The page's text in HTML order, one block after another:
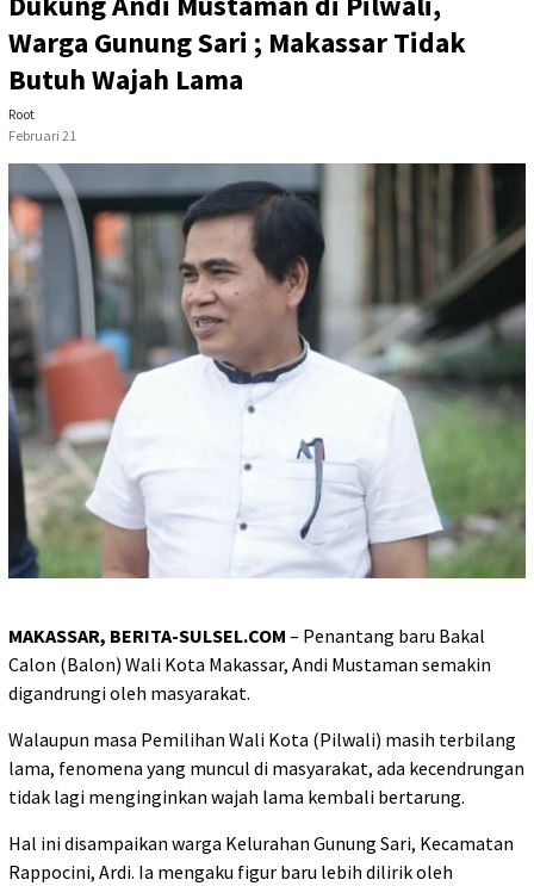
Warga Gunung Sari ; Makassar Tidak
Butuh Wajah Lama
Root
Februari 21
MAKASSAR, BERITA-SULSEL.COM – Penantang baru Bakal
Calon (Balon) Wali Kota Makassar, Andi Mustaman semakin
digandrungi oleh masyarakat.
Walaupun masa Pemilihan Wali Kota (Pilwali) masih terbilang
lama, fenomena yang muncul di masyarakat, ada kecendrungan
tidak lagi menginginkan wajah lama kembali bertarung.
Hal ini disampaikan warga Kelurahan Gunung Sari, Kecamatan
Rappocini, Ardi. Ia mengaku figur baru lebih dilirik oleh